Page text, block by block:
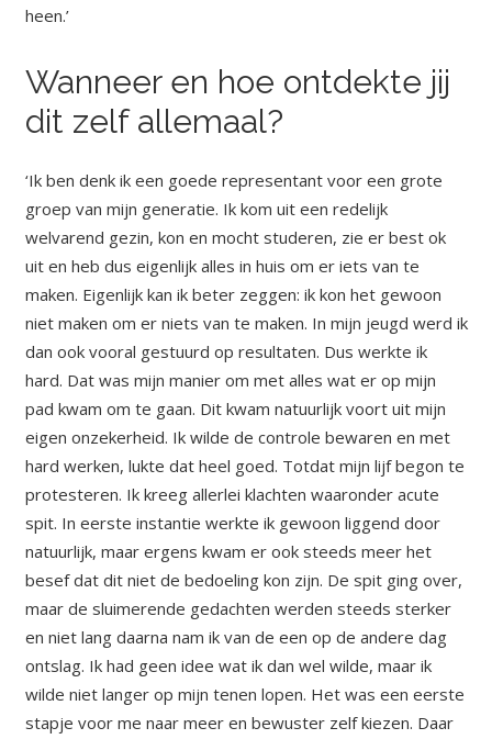
heen.’
Wanneer en hoe ontdekte jij
dit zelf allemaal?
‘Ik ben denk ik een goede representant voor een grote
groep van mijn generatie. Ik kom uit een redelijk
welvarend gezin, kon en mocht studeren, zie er best ok
uit en heb dus eigenlijk alles in huis om er iets van te
maken. Eigenlijk kan ik beter zeggen: ik kon het gewoon
niet maken om er niets van te maken. In mijn jeugd werd ik
dan ook vooral gestuurd op resultaten. Dus werkte ik
hard. Dat was mijn manier om met alles wat er op mijn
pad kwam om te gaan. Dit kwam natuurlijk voort uit mijn
eigen onzekerheid. Ik wilde de controle bewaren en met
hard werken, lukte dat heel goed. Totdat mijn lijf begon te
protesteren. Ik kreeg allerlei klachten waaronder acute
spit. In eerste instantie werkte ik gewoon liggend door
natuurlijk, maar ergens kwam er ook steeds meer het
besef dat dit niet de bedoeling kon zijn. De spit ging over,
maar de sluimerende gedachten werden steeds sterker
en niet lang daarna nam ik van de een op de andere dag
ontslag. Ik had geen idee wat ik dan wel wilde, maar ik
wilde niet langer op mijn tenen lopen. Het was een eerste
stapje voor me naar meer en bewuster zelf kiezen. Daar